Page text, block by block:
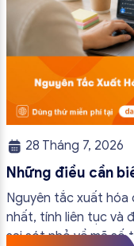
28 Tháng 7, 2026
Những điều cần
đầu ra
Nguyên tắc xuất
nhất, tính liên tục và
sai sót nhỏ về mã số